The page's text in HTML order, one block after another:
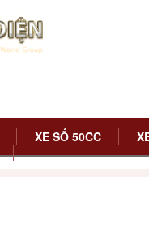
XE SỐ 50CC